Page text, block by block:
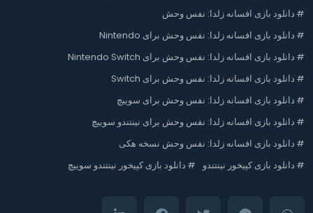
# دانلود بازی افسانه زلدا: نفس وحش
# دانلود بازی افسانه زلدا: نفس وحش برای Nintendo
# دانلود بازی افسانه زلدا: نفس وحش برای Nintendo Switch
# دانلود بازی افسانه زلدا: نفس وحش برای Switch
# دانلود بازی افسانه زلدا: نفس وحش برای سوییچ
# دانلود بازی افسانه زلدا: نفس وحش برای نینتندو سوییچ
# دانلود بازی افسانه زلدا: نفس وحش نسخه هکی
# دانلود بازی کپیخور نینتندو # دانلود بازی کپیخور نینتندو سوییچ